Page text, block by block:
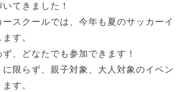
てきました！
スクールでは、今年も夏のサッカーイ
す。
、どなたでも参加できます！
限らず、親子対象、大人対象のイベン
す。